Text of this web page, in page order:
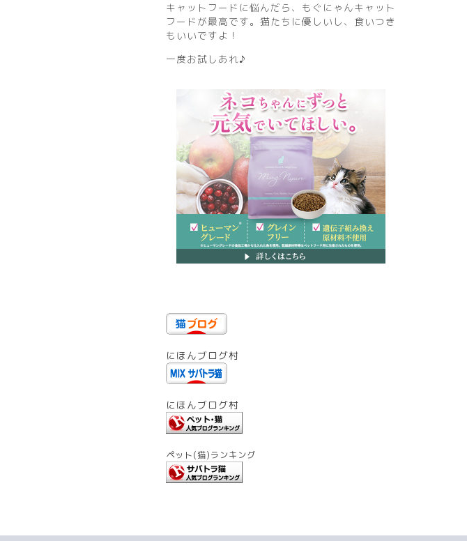
キャットフードに悩んだら、もぐにゃんキャット
フードが最高です。猫たちに優しいし、食いつき
もいいですよ！
一度お試しあれ♪
にほんブログ村
にほんブログ村
ペット(猫)ランキング